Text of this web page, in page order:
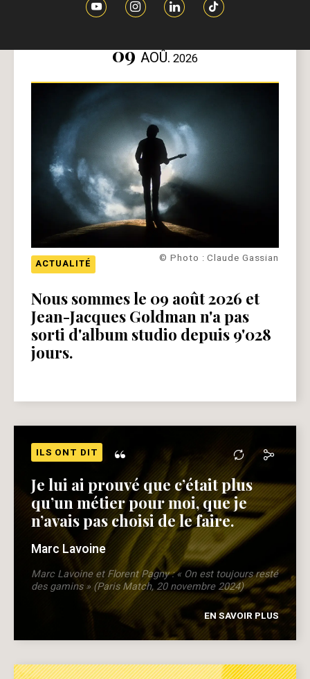
09 AOÛ. 2026
© Photo : Claude Gassian
ACTUALITÉ
Nous sommes le 09 août 2026 et
Jean-Jacques Goldman n'a pas
sorti d'album studio depuis 9'028
jours.
ILS ONT DIT “
Je lui ai prouvé que c’était plus
qu’un métier pour moi, que je
n’avais pas choisi de le faire.
Marc Lavoine
Marc Lavoine et Florent Pagny : « On est toujours resté
des gamins » (Paris Match, 20 novembre 2024)
EN SAVOIR PLUS